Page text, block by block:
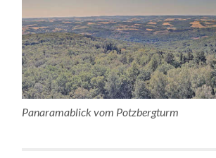
Panaramablick vom Potzbergturm